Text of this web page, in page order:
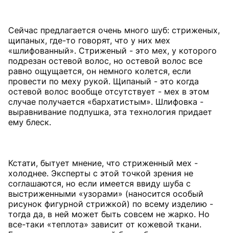
Сейчас предлагается очень много шуб: стриженых,
щипаных, где-то говорят, что у них мех
«шлифованный». Стриженый - это мех, у которого
подрезан остевой волос, но остевой волос все
равно ощущается, он немного колется, если
провести по меху рукой. Щипаный - это когда
остевой волос вообще отсутствует - мех в этом
случае получается «бархатистым». Шлифовка -
выравнивание подпушка, эта технология придает
ему блеск.
Кстати, бытует мнение, что стриженный мех -
холоднее. Эксперты с этой точкой зрения не
соглашаются, но если имеется ввиду шуба с
выстриженными «узорами» (наносится особый
рисунок фигурной стрижкой) по всему изделию -
тогда да, в ней может быть совсем не жарко. Но
все-таки «теплота» зависит от кожевой ткани.